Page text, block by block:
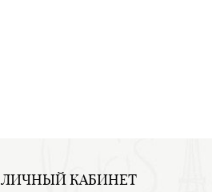
ЛИЧНЫЙ КАБИНЕТ